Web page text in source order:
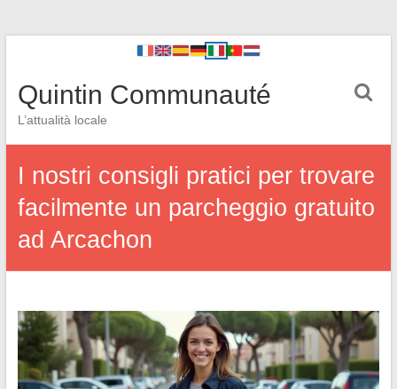
Quintin Communauté
L’attualità locale
I nostri consigli pratici per trovare
facilmente un parcheggio gratuito
ad Arcachon